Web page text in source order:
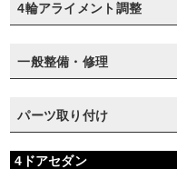
4輪アライメント調整
一般整備・修理
パーツ取り付け
4ドアセダン